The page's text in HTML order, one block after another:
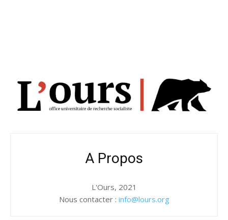
A Propos
L'Ours, 2021
Nous contacter : info@lours.org